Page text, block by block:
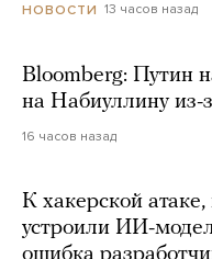
НОВОСТИ 13 часов назад
Bloomberg: Путин
на Набиуллину из-
16 часов назад
К хакерской
устроили ИИ-
ошибка